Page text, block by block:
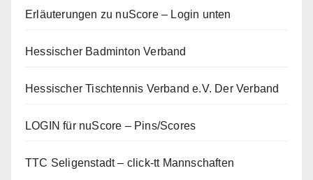
Erläuterungen zu nuScore– Login unten
Hessischer Badminton Verband
Hessischer Tischtennis Verband e.V. Der Verband
LOGIN für nuScore – Pins/Scores
TTC Seligenstadt – click-tt Mannschaften